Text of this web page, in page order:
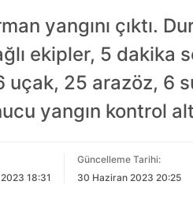
yangını çıktı.
ekipler, 5 dakika
25 arazöz, 6
yangın kontrol
18:31
Güncelleme Tarihi:
30 Haziran 2023 20:25